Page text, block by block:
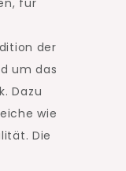
für
der
um das
Dazu
wie
Die